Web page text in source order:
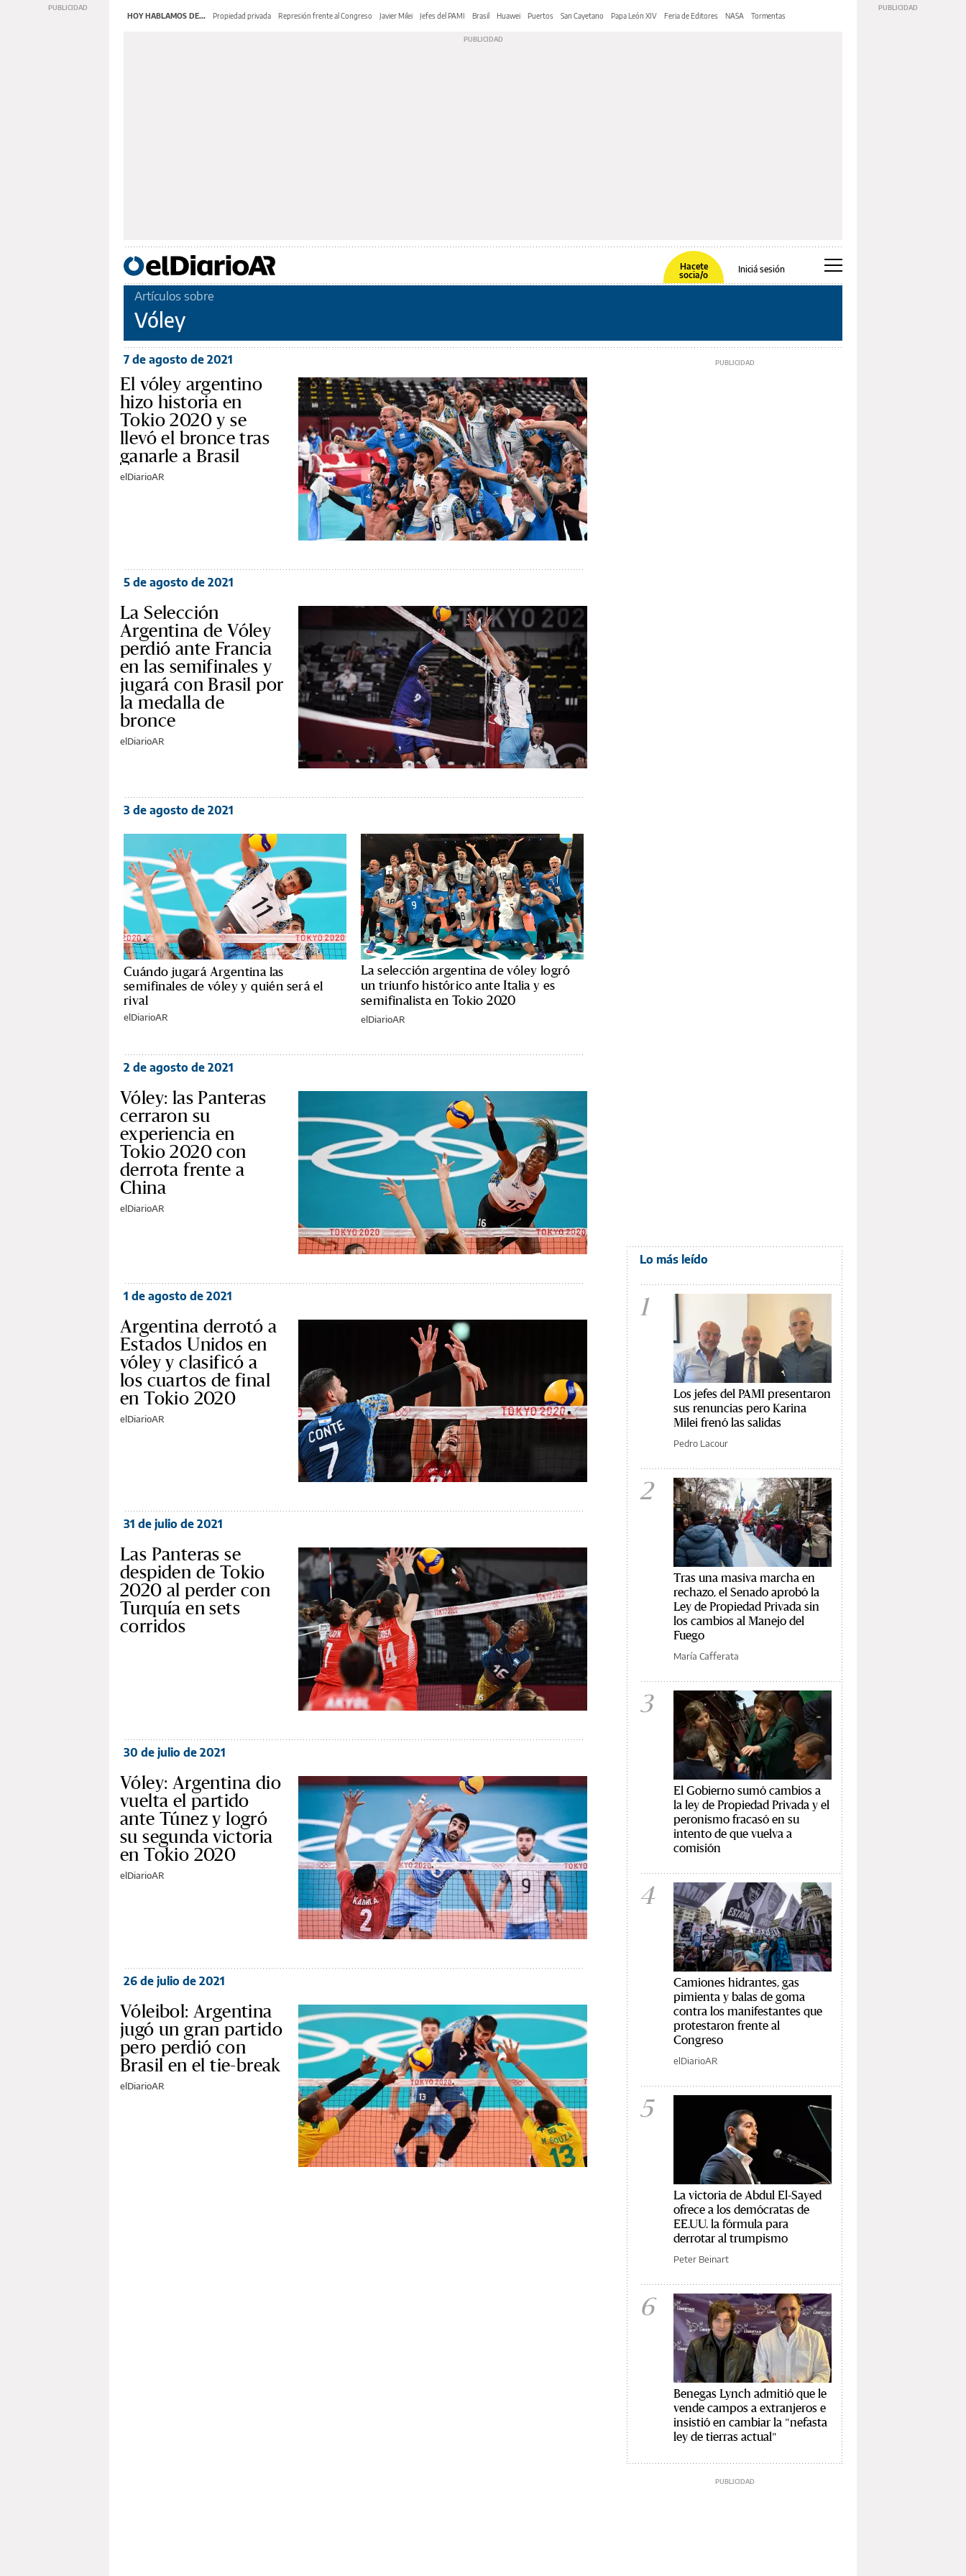
HOY HABLAMOS DE... Propiedad privada Represión frente al Congreso Javier Milei Jefes del PAMI Brasil Huawei Puertos San Cayetano Papa León XIV Feria de Editores NASA Tormentas
Hacete
socia/o
Iniciá sesión
Artículos sobre
Vóley
7 de agosto de 2021
El vóley argentino
hizo historia en
Tokio 2020 y se
llevó el bronce tras
ganarle a Brasil
elDiarioAR
5 de agosto de 2021
La Selección
Argentina de Vóley
perdió ante Francia
en las semifinales y
jugará con Brasil por
la medalla de
bronce
elDiarioAR
3 de agosto de 2021
Cuándo jugará Argentina las
semifinales de vóley y quién será el
rival
elDiarioAR
La selección argentina de vóley logró
un triunfo histórico ante Italia y es
semifinalista en Tokio 2020
elDiarioAR
2 de agosto de 2021
Vóley: las Panteras
cerraron su
experiencia en
Tokio 2020 con
derrota frente a
China
elDiarioAR
1 de agosto de 2021
Argentina derrotó a
Estados Unidos en
vóley y clasificó a
los cuartos de final
en Tokio 2020
elDiarioAR
31 de julio de 2021
Las Panteras se
despiden de Tokio
2020 al perder con
Turquía en sets
corridos
30 de julio de 2021
Vóley: Argentina dio
vuelta el partido
ante Túnez y logró
su segunda victoria
en Tokio 2020
elDiarioAR
26 de julio de 2021
Vóleibol: Argentina
jugó un gran partido
pero perdió con
Brasil en el tie-break
elDiarioAR
Lo más leído
1
Los jefes del PAMI presentaron
sus renuncias pero Karina
Milei frenó las salidas
Pedro Lacour
2
Tras una masiva marcha en
rechazo, el Senado aprobó la
Ley de Propiedad Privada sin
los cambios al Manejo del
Fuego
María Cafferata
3
El Gobierno sumó cambios a
la ley de Propiedad Privada y el
peronismo fracasó en su
intento de que vuelva a
comisión
4
Camiones hidrantes, gas
pimienta y balas de goma
contra los manifestantes que
protestaron frente al
Congreso
elDiarioAR
5
La victoria de Abdul El-Sayed
ofrece a los demócratas de
EE.UU. la fórmula para
derrotar al trumpismo
Peter Beinart
6
Benegas Lynch admitió que le
vende campos a extranjeros e
insistió en cambiar la "nefasta
ley de tierras actual"